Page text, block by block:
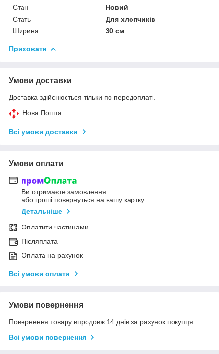
Стан
Новий
Стать
Для хлопчиків
Ширина
30 см
Приховати
Умови доставки
Доставка здійснюється тільки по передоплаті.
Нова Пошта
Всі умови доставки
Умови оплати
Ви отримаєте замовлення
або гроші повернуться на вашу картку
Детальніше
Оплатити частинами
Післяплата
Оплата на рахунок
Всі умови оплати
Умови повернення
Повернення товару впродовж 14 днів за рахунок покупця
Всі умови повернення